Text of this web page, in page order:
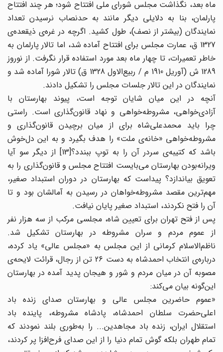
ماه بعد، نگذاشت مجلس شورای ملی افتتاح شود؛ هر چند افتتاح
پارلمان، بنا به دلایلی دیگر مانند به حدنصاب نرسیدن تعداد
نمایندگان (بیشتر از نصف)، طول کشید. اگرچه در غره‌ی ذیقعده‌ی
1327 ق، عمارت مجلس برای افتتاح آماده شد، اما تالار پارلمان به
خاطر تعمیرات، تا چهار ماه بعد مورد استفاده قرار نگرفت. از نوروز
1289 ش (آوریل 1910 م / ربیع‌الاول 1328 ق) تالار شورا آماده شد و
نمایندگان در این تالار جلسات مجلس را تشکیل دادند.
آنچه در این میان شایان توجه است، پیوند بهارستان با
آزادی‌خواهی، مشروطه‌خواهی و نهاد قانون‌گذاری است. راستی
چرا باید محمدعلی‌شاه برای از میان برچیدن قانون‌گذاری و
مشروطه‌خواهی «خانه‌ی ملت» را هدف بگیرد و به این دل‌خوش
باشد که کتیبه‌ی سردر آن را به توپ ببندد؟[13] از دیگر سو آیا
ویرانه‌بودن بهارستان می‌بایست افتتاح مجلس و قانون‌گذاری را به
تعویق بیاندازد؟ پیداست که بهارستان در دوران استبداد صغیر،
مهم‌ترین مقصد مشروطه‌خواهان در رسیدن به آمالشان بود و تا
آن را فتح نکردند، استبداد صغیر پایان نیافت.
پس از فتح تهران برای تعیین شاه، مجلسی مرکب از سه هزار نفر
از عموم مردم و سران مشروطه در بهارستان تشکیل شد.
ناظم‌الاسلام کرمانی از این مجلس به «مجلس عالی» یاد کرده،
درباره‌ی انتخاب احمدشاه به دست 26 تن از رجال، قرائت لایحه‌ی
مصوبه آن در میان مردم و شور و هیجان پدید آمده در بهارستان
این‌گونه بیان می‌کند:
«عموم حاضرین مجلس عالی و بهارستان صدای زنده باد
اعلی‌حضرت سلطان احمدشاه، پادشاه مشروطه، پاینده باد
استقلال ایران، زنده باد مجاهدین... را به‌طوری بلند نمودند که
تمام طهران بلکه گوش تمام دنیا را از این صدای فرح‌افزا پر کردند،